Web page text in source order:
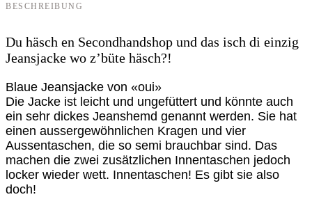
BESCHREIBUNG
Du häsch en Secondhandshop und das isch di einzig
Jeansjacke wo z’büte häsch?!
Blaue Jeansjacke von «oui»
Die Jacke ist leicht und ungefüttert und könnte auch
ein sehr dickes Jeanshemd genannt werden. Sie hat
einen aussergewöhnlichen Kragen und vier
Aussentaschen, die so semi brauchbar sind. Das
machen die zwei zusätzlichen Innentaschen jedoch
locker wieder wett. Innentaschen! Es gibt sie also
doch!